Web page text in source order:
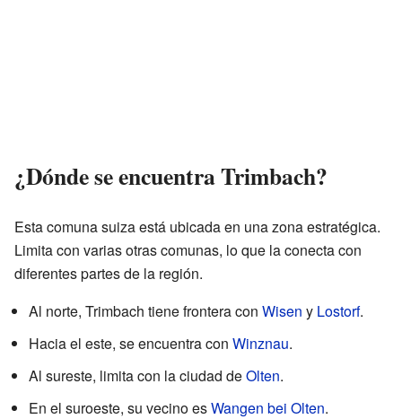
¿Dónde se encuentra Trimbach?
Esta comuna suiza está ubicada en una zona estratégica.
Limita con varias otras comunas, lo que la conecta con
diferentes partes de la región.
Al norte, Trimbach tiene frontera con Wisen y Lostorf.
Hacia el este, se encuentra con Winznau.
Al sureste, limita con la ciudad deOlten.
En el suroeste, su vecino esWangen bei Olten.